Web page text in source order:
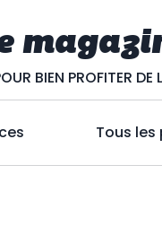
BIEN PROFITER DE
Tous